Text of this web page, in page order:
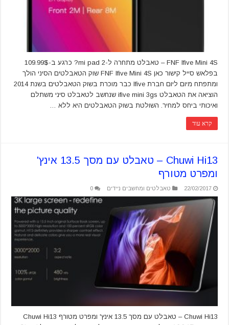
FNF Ifive Mini 4S – טאבלט מתחרה ל-mi pad 2? כרגע ב-109.99$
בפלאש סייל קישור כאן FNF Ifive Mini 4S שוק הטאבלטים הסיני הולך
ומתפתח מיום ליום חברת Ifive כבר מוכרת בשוק הטאבלטים בשנת 2014
הוציאה את הטאבלט ifive mini 3gs שנחשב לטאבלט סיני משתלם
ואיכותי ביחס למחיר. השולטת בשוק הטאבלטים היא ללא …
קרא עוד
Chuwi Hi13 – טאבלט עם מסך 13.5 אינץ'
ומפרט מטורף
22/02/2017 טאבלטים ומחשבים ניידים 0
Chuwi Hi13 – טאבלט עם מסך 13.5 אינץ' ומפרט מטורף Chuwi Hi13